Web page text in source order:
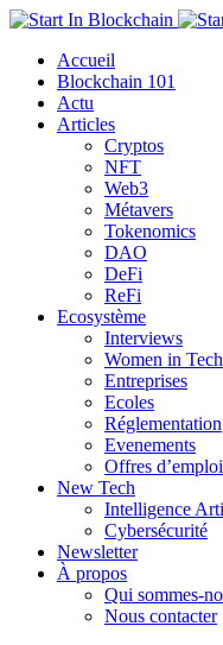
Accueil
Blockchain 101
Actu
Articles
Cryptos
NFT
Web3
Métavers
Tokenomics
DAO
DeFi
ReFi
Ecosystème
Interviews
Women in Tech
Entreprises
Ecoles
Réglementation
Evenements
Offres
New Tech
Intelligence
Cybersécurité
Newsletter
À propos
Qui sommes-
Nous contacter